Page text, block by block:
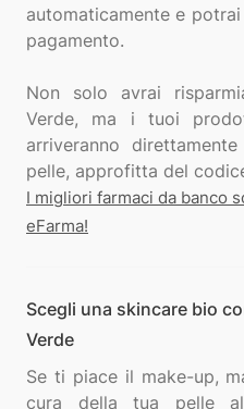
automaticamente e
pagamento.
Non solo avrai
Verde, ma i tuoi
arriveranno
I migliori farmaci da banco
eFarma!
Scegli una skincare bio
Verde
Se ti piace il make-up,
cura della tua pelle